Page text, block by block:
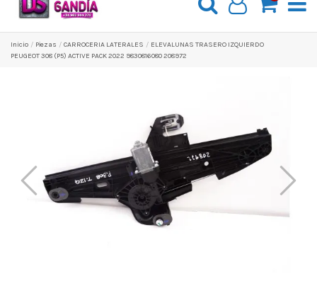
Inicio Pіezas CARROCERIA LATERALES
ELEVALUNAS TRASERO IZQUIERDO
PEUGEOT 308 (P5) ACTIVE PACK 2022 9830816080 208972